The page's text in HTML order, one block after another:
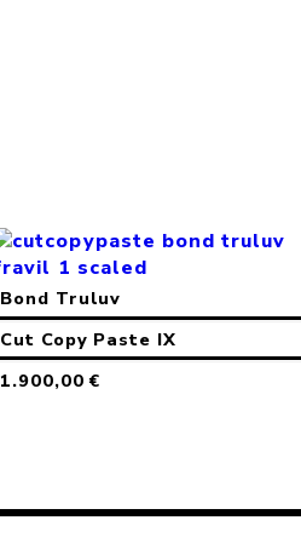
Bond Truluv
Cut Copy Paste IX
1.900,00€